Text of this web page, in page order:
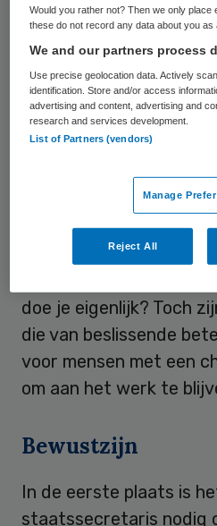
Van Rijn stelt dat het
moet zijn tussen werk
andersom. En dat
een sterke verbinding
kennelijk in de praktijk
handen en voeten te
zo vaak voor dat een
werknemer vraagt: hoe
gezondheid? En het
doe je eigenlijk? Toch
die van beslissende
voor mensen met een
om aan het werk te
Bewustzijn
In de eerste plaats is
staatssecretaris nodig
Would you rather not? Then we only place
these do not record any data about you as
We and our partners process
Use precise geolocation data. Actively
identification. Store and/or access
advertising and content, advertising and
research and services development.
List of Partners (vendors)
Manage
Reject All